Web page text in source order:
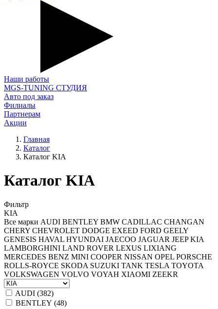
Наши работы
MGS-TUNING СТУДИЯ
Авто под заказ
Филиалы
Партнерам
Акции
Главная
Каталог
Каталог KIA
Каталог KIA
Фильтр
KIA
Все марки AUDI BENTLEY BMW CADILLAC CHANGAN
CHERY CHEVROLET DODGE EXEED FORD GEELY
GENESIS HAVAL HYUNDAI JAECOO JAGUAR JEEP KIA
LAMBORGHINI LAND ROVER LEXUS LIXIANG
MERCEDES BENZ MINI COOPER NISSAN OPEL PORSCHE
ROLLS-ROYCE SKODA SUZUKI TANK TESLA TOYOTA
VOLKSWAGEN VOLVO VOYAH XIAOMI ZEEKR
AUDI (382)
BENTLEY (48)